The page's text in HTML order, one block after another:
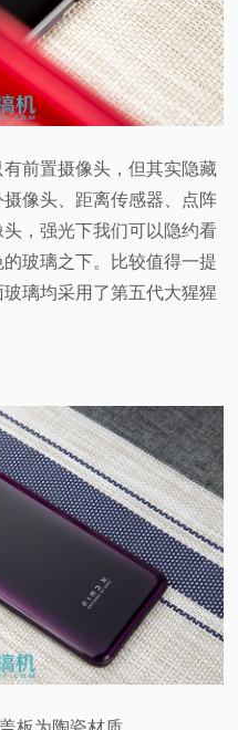
前置摄像头，但其实隐藏
像头、距离传感器、点阵
，强光下我们可以隐约看
玻璃之下。比较值得一提
璃均采用了第五代大猩猩